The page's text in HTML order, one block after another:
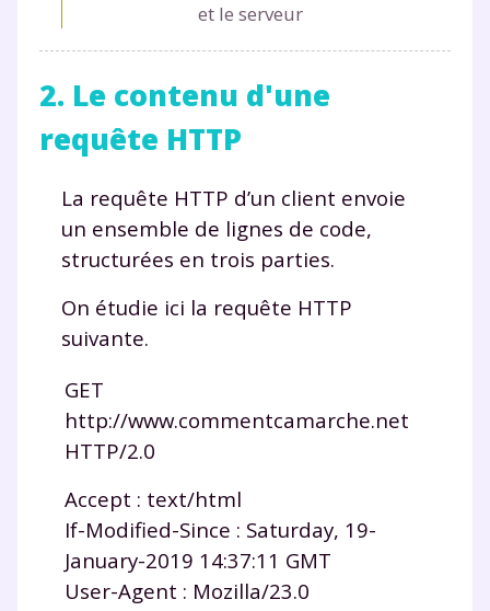
et le serveur
2. Le contenu d'une
requête HTTP
La requête HTTP d’un client envoie
un ensemble de lignes de code,
structurées en trois parties.
On étudie ici la requête HTTP
suivante.
GET
http://www.commentcamarche.net
HTTP/2.0
Accept : text/html
If-Modified-Since : Saturday, 19-
January-2019 14:37:11 GMT
User-Agent : Mozilla/23.0